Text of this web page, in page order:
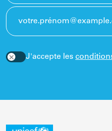
J'accepte les